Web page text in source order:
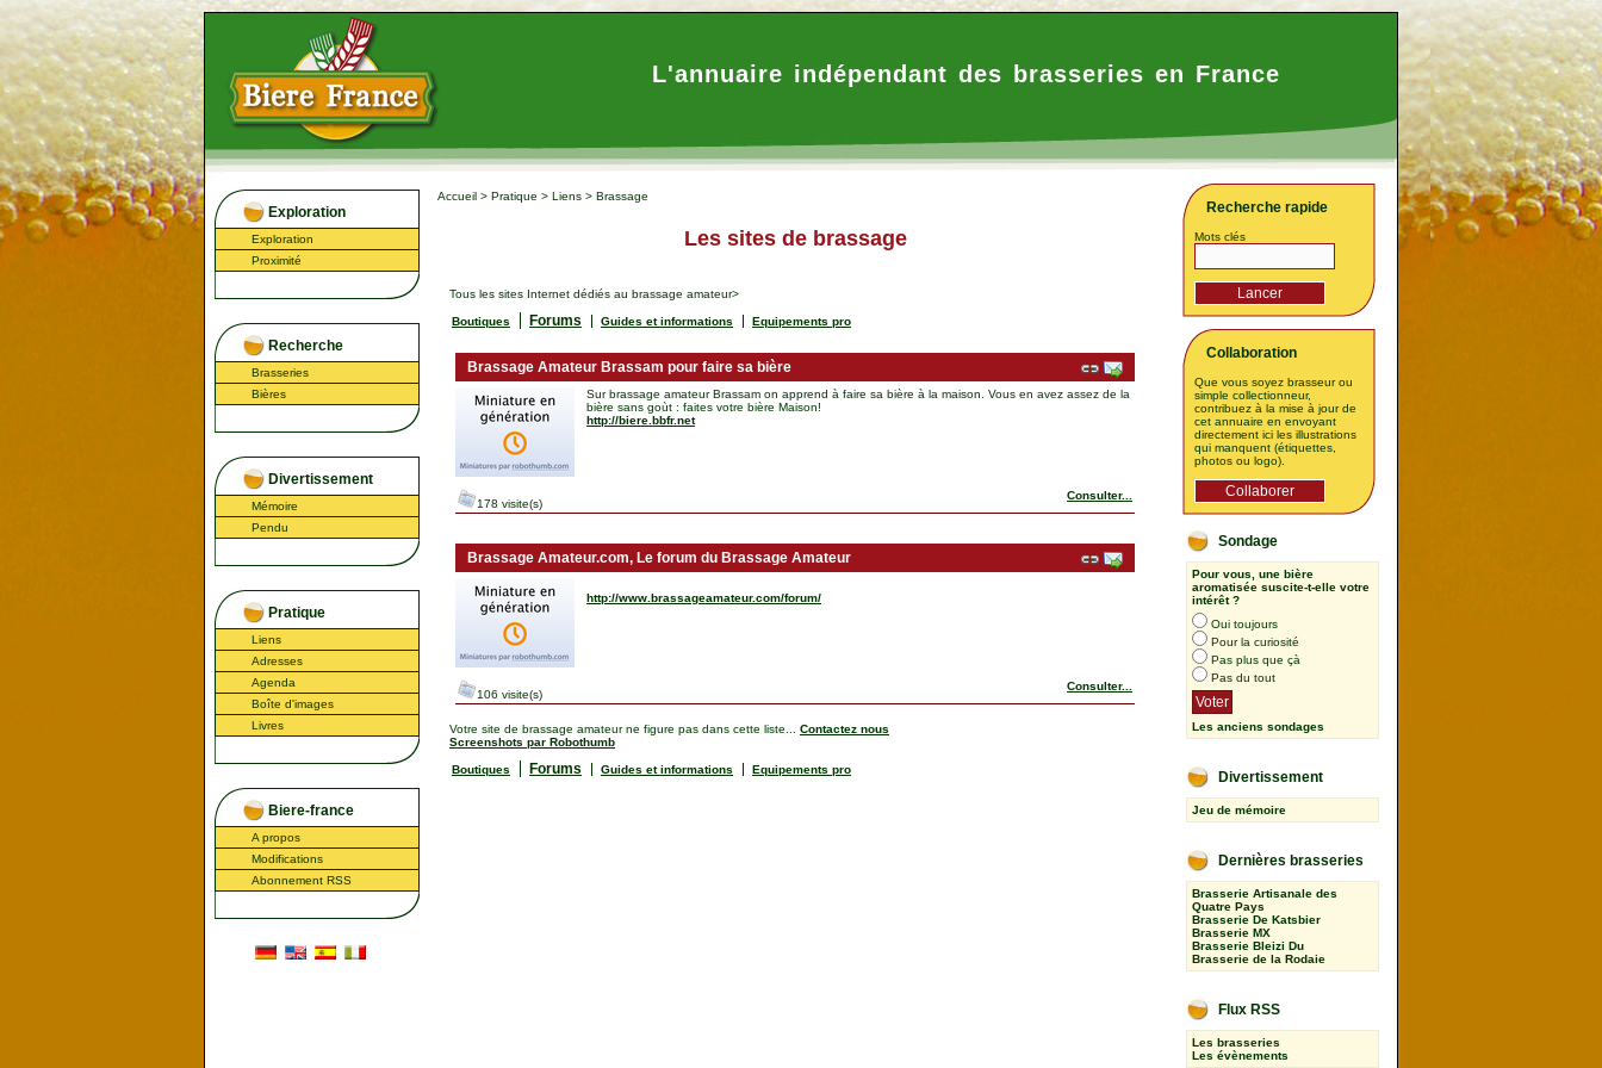
L'annuaire indépendant des brasseries en France
Exploration
Exploration
Proximité
Recherche
Brasseries
Bières
Divertissement
Mémoire
Pendu
Pratique
Liens
Adresses
Agenda
Boîte d'images
Livres
Biere-france
A propos
Modifications
Abonnement RSS
Accueil > Pratique > Liens > Brassage
Les sites de brassage
Tous les sites Internet dédiés au brassage amateur>
Boutiques Forums Guides et informations Equipements pro
Brassage Amateur Brassam pour faire sa bière
Sur brassage amateur Brassam on apprend à faire sa bière à la maison. Vous en avez assez de la
bière sans goùt : faites votre bière Maison!
http://biere.bbfr.net
Consulter...
178 visite(s)
Brassage Amateur.com, Le forum du Brassage Amateur
http://www.brassageamateur.com/forum/
Consulter...
106 visite(s)
Votre site de brassage amateur ne figure pas dans cette liste... Contactez nous
Screenshots par Robothumb
Boutiques Forums Guides et informations Equipements pro
Recherche rapide
Mots clés
Collaboration
Que vous soyez brasseur ou
simple collectionneur,
contribuez à la mise à jour de
cet annuaire en envoyant
directement ici les illustrations
qui manquent (étiquettes,
photos ou logo).
Sondage
Pour vous, une bière
aromatisée suscite-t-elle votre
intérêt ?
Oui toujours
Pour la curiosité
Pas plus que çà
Pas du tout
Les anciens sondages
Divertissement
Jeu de mémoire
Dernières brasseries
Brasserie Artisanale des
Quatre Pays
Brasserie De Katsbier
Brasserie MX
Brasserie Bleizi Du
Brasserie de la Rodaie
Flux RSS
Les brasseries
Les évènements